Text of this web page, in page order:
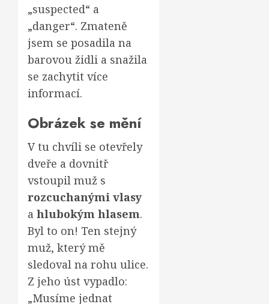
„suspected“ a
„danger“. Zmateně
jsem se posadila na
barovou židli a snažila
se zachytit více
informací.
Obrázek se mění
V tu chvíli se otevřely
dveře a dovnitř
vstoupil muž s
rozcuchanými vlasy
a hlubokým hlasem.
Byl to on! Ten stejný
muž, který mě
sledoval na rohu ulice.
Z jeho úst vypadlo:
„Musíme jednat